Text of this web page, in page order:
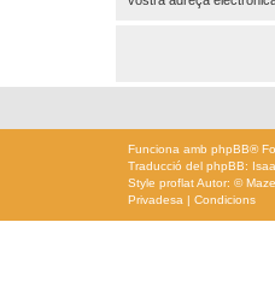
Funciona amb phpBB®
Traducció del phpBB:
Style proflatAutor: ©
Privadesa | Condicions